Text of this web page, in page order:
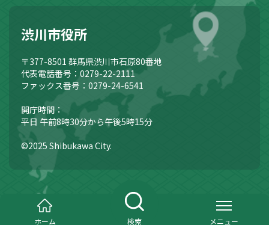
渋川市役所
〒377-8501 群馬県渋川市石原80番地
代表電話番号：0279-22-2111
ファックス番号：0279-24-6541
開庁時間：
平日 午前8時30分から午後5時15分
©2025 Shibukawa City.
ホーム 検索 メニュー